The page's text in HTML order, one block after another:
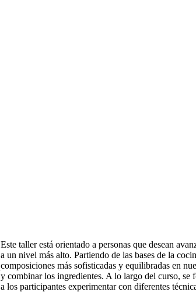
Este taller está orientado a personas que desean
a un nivel más alto. Partiendo de las bases de la
composiciones más sofisticadas y equilibradas en
y combinar los ingredientes. A lo largo del curso,
a los participantes experimentar con diferentes